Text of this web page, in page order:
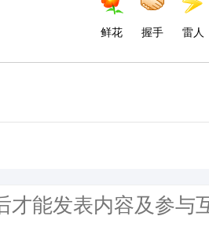
鲜花 握手 雷人